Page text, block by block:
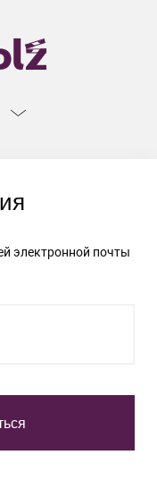
электронной почты